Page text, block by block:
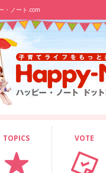
・ノート.com
TOPICS VOTE